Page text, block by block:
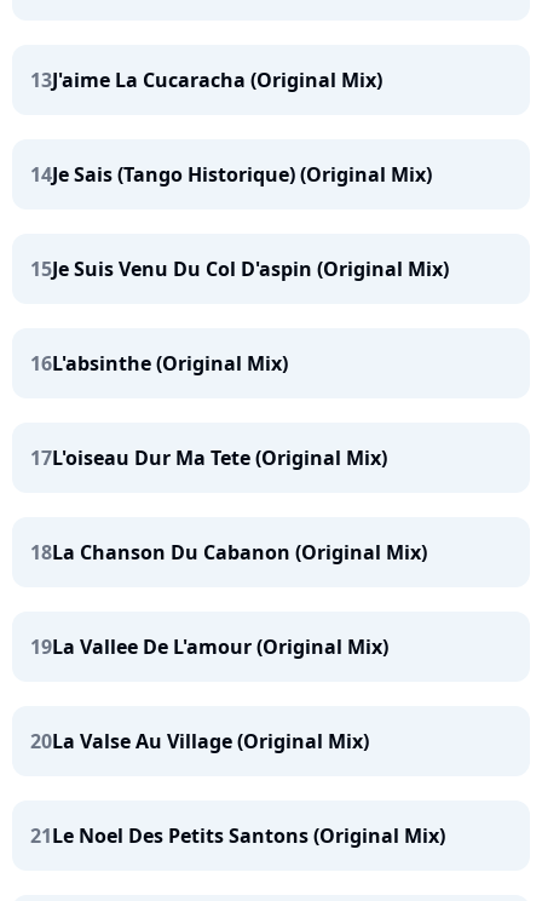
13J'aime La Cucaracha (Original Mix)
14Je Sais (Tango Historique) (Original Mix)
15Je Suis Venu Du Col D'aspin (Original Mix)
16L'absinthe (Original Mix)
17L'oiseau Dur Ma Tete (Original Mix)
18La Chanson Du Cabanon (Original Mix)
19La Vallee De L'amour (Original Mix)
20La Valse Au Village (Original Mix)
21Le Noel Des Petits Santons (Original Mix)